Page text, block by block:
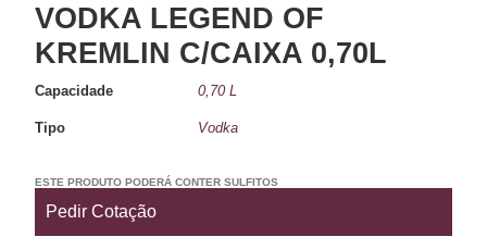
VODKA LEGEND OF
KREMLIN C/CAIXA 0,70L
Capacidade 0,70 L
Tipo Vodka
ESTE PRODUTO PODERÁ CONTER SULFITOS
Pedir Cotação